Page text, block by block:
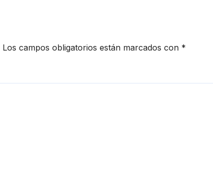
Los campos obligatorios están marcados con *